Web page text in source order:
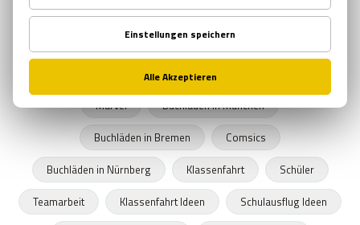
Mutter-Tochter Aktivitäten Nürnberg
Mutter-Tochter Aktivitäten Bremen
Mutter-Tochter Aktivitäten München
Marvel
Buchläden in München
Buchläden in Bremen
Comsics
Buchläden in Nürnberg
Klassenfahrt
Schüler
Teamarbeit
Klassenfahrt Ideen
Schulausflug Ideen